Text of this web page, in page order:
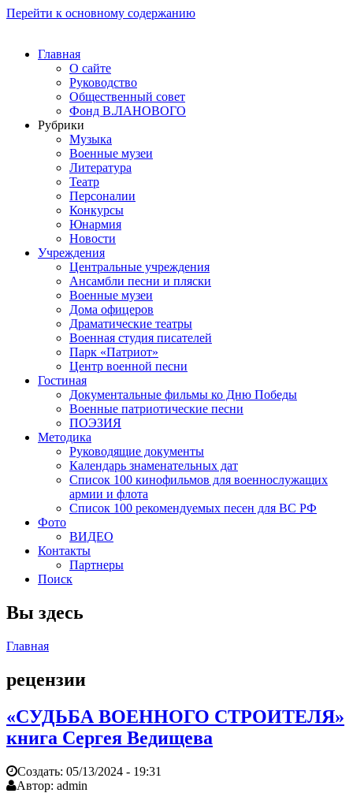
Перейти к основному содержанию
Главная
О сайте
Руководство
Общественный совет
Фонд В.ЛАНОВОГО
Рубрики
Музыка
Военные музеи
Литература
Театр
Персоналии
Конкурсы
Юнармия
Новости
Учреждения
Центральные учреждения
Ансамбли песни и пляски
Военные музеи
Дома офицеров
Драматические театры
Военная студия писателей
Парк «Патриот»
Центр военной песни
Гостиная
Документальные фильмы ко Дню Победы
Военные патриотические песни
ПОЭЗИЯ
Методика
Руководящие документы
Календарь знаменательных дат
Список 100 кинофильмов для военнослужащих
армии и флота
Список 100 рекомендуемых песен для ВС РФ
Фото
ВИДЕО
Контакты
Партнеры
Поиск
Вы здесь
Главная
рецензии
«СУДЬБА ВОЕННОГО СТРОИТЕЛЯ»
книга Сергея Ведищева
Создать: 05/13/2024 - 19:31
Автор: admin